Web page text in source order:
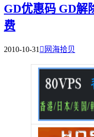
GD优惠码 GD解
费
2010-10-31  网海拾贝